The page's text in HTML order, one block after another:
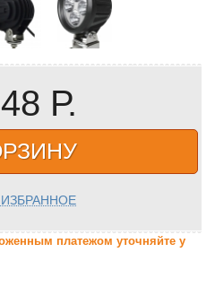
Р.
ИЗБРАННОЕ
платежом уточняйте у